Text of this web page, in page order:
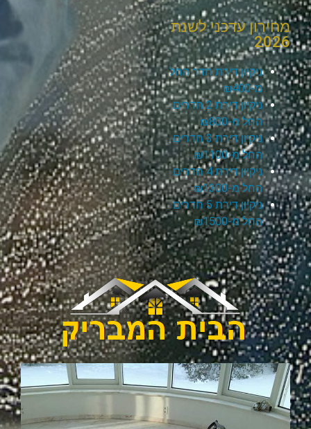
מחירון עדכני לשנת
2026
ניקיון דירת חדר החל
מ-₪400
ניקיון דירת 2 חדרים
החל מ-₪800
ניקיון דירת 3 חדרים
החל מ-₪1100
ניקיון דירת 4 חדרים
החל מ-₪1300
ניקיון דירת 5 חדרים
החל מ-₪1500